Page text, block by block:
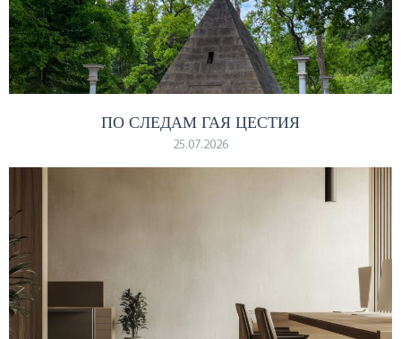
ПО СЛЕДАМ ГАЯ ЦЕСТИЯ
25.07.2026